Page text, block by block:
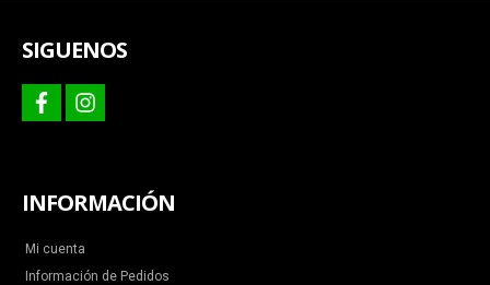
SIGUENOS
facebookinstagram
INFORMACIÓN
Mi cuenta
Información de Pedidos